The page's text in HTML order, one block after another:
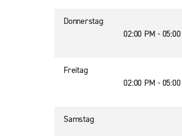
Donnerstag
02:00 PM -
Freitag
02:00 PM -
Samstag